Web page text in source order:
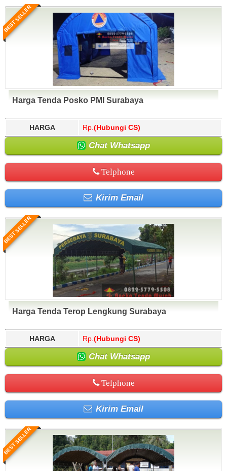
BEST SELLER
Harga Tenda Posko PMI Surabaya
HARGA Rp. (Hubungi CS)
Chat Whatsapp
Telphone
Kirim Email
BEST SELLER
Harga Tenda Terop Lengkung Surabaya
HARGA Rp. (Hubungi CS)
Chat Whatsapp
Telphone
Kirim Email
BEST SELLER